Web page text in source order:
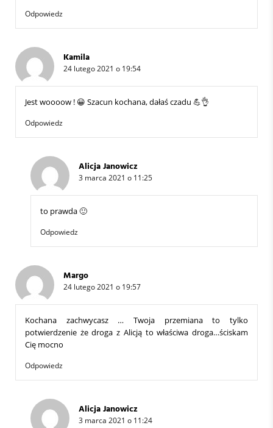
Odpowiedz
Kamila
24 lutego 2021 o 19:54
Jest woooow ! 😀 Szacun kochana, dałaś czadu 💪👌
Odpowiedz
Alicja Janowicz
3 marca 2021 o 11:25
to prawda 🙂
Odpowiedz
Margo
24 lutego 2021 o 19:57
Kochana zachwycasz … Twoja przemiana to tylko
potwierdzenie że droga z Alicją to właściwa droga…ściskam
Cię mocno
Odpowiedz
Alicja Janowicz
3 marca 2021 o 11:24